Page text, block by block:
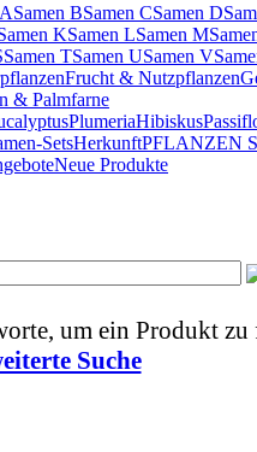
Samen BSamen CSamen D
KSamen LSamen M
Samen TSamen USamen V
Frucht & Nutzpflanzen
& Palmfarne
PlumeriaHibiskus
SetsHerkunftPFLANZEN
Neue Produkte
um ein Produkt zu
Suche